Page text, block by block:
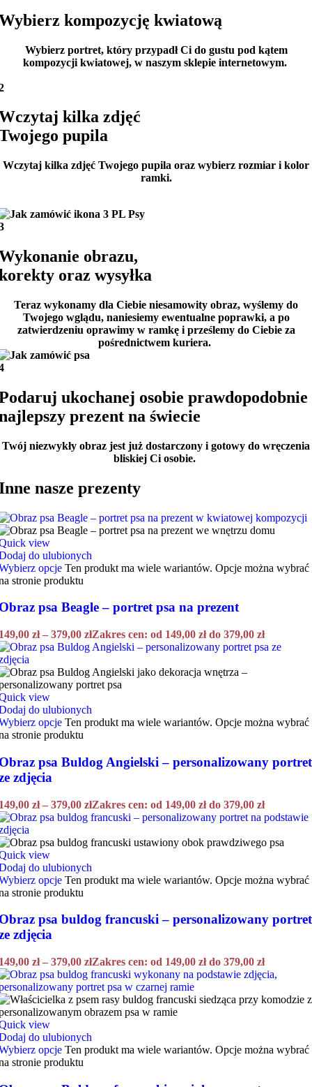
kompozycję kwiatową
Wybierz portret, który przypadł Ci do gustu pod kątem
kompozycji kwiatowej, w naszym sklepie internetowym.
kilka zdjęć
pupila
Wczytaj kilka zdjęć Twojego pupila oraz wybierz rozmiar i kolor
ramki.
obrazu,
oraz wysyłka
Teraz wykonamy dla Ciebie niesamowity obraz, wyślemy do
Twojego wglądu, naniesiemy ewentualne poprawki, a po
zatwierdzeniu oprawimy w ramkę i prześlemy do Ciebie za
pośrednictwem kuriera.
ukochanej osobie prawdopodobnie
prezent na świecie
Twój niezwykły obraz jest już dostarczony i gotowy do wręczenia
bliskiej Ci osobie.
nasze prezenty
view
do ulubionych
opcje Ten produkt ma wiele wariantów. Opcje można wybrać
stronie produktu
psa Beagle – portret psa na prezent
zł – 379,00 złZakres cen: od 149,00 zł do 379,00 zł
view
do ulubionych
opcje Ten produkt ma wiele wariantów. Opcje można wybrać
stronie produktu
psa Buldog Angielski – personalizowany portret
zdjęcia
zł – 379,00 złZakres cen: od 149,00 zł do 379,00 zł
view
do ulubionych
opcje Ten produkt ma wiele wariantów. Opcje można wybrać
stronie produktu
psa buldog francuski – personalizowany portret
zdjęcia
zł – 379,00 złZakres cen: od 149,00 zł do 379,00 zł
view
do ulubionych
opcje Ten produkt ma wiele wariantów. Opcje można wybrać
stronie produktu